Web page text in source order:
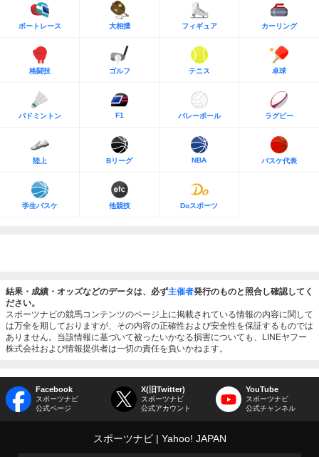
ボートレース 大相撲 フィギュア カーリング
格闘技 ゴルフ テニス 卓球
バドミントン F1 バレーボール ラグビー
陸上 Bリーグ NBA バスケ代表
学生バスケ 他競技 Doスポーツ
結果・成績・オッズなどのデータは、必ず主催者発行のものと照合し確認してく
ださい。
スポーツナビの競馬コンテンツのページ上に掲載されている情報の内容に関して
は万全を期しておりますが、その内容の正確性および安全性を保証するものでは
ありません。当該情報に基づいて被ったいかなる損害についても、LINEヤフー
株式会社および情報提供者は一切の責任を負いかねます。
Facebook
スポーツナビ
公式ページ
X(旧Twitter)
スポーツナビ
公式アカウント
YouTube
スポーツナビ
公式チャンネル
スポーツナビ Yahoo! JAPAN